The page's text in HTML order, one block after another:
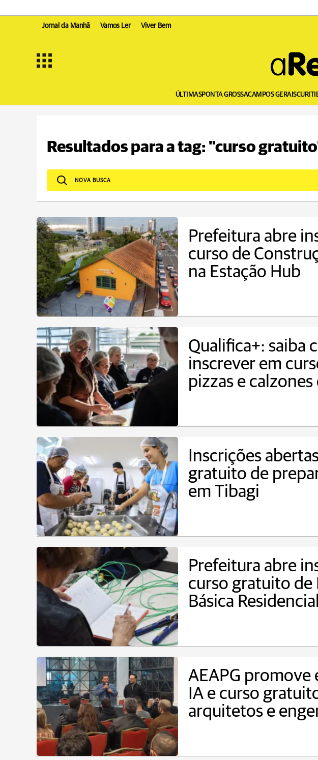
Jornal da Manhã Vamos Ler Viver Bem
ÚLTIMASPONTA GROSSACAMPOS GERAIS
Resultados para a tag: "curso
Prefeitura abre
curso de
na Estação Hub
Qualifica+: saiba
inscrever em
pizzas e calzones
Inscrições
gratuito de
em Tibagi
Prefeitura abre
curso gratuito de
Básica Residencial
AEAPG promove
IA e curso
arquitetos e